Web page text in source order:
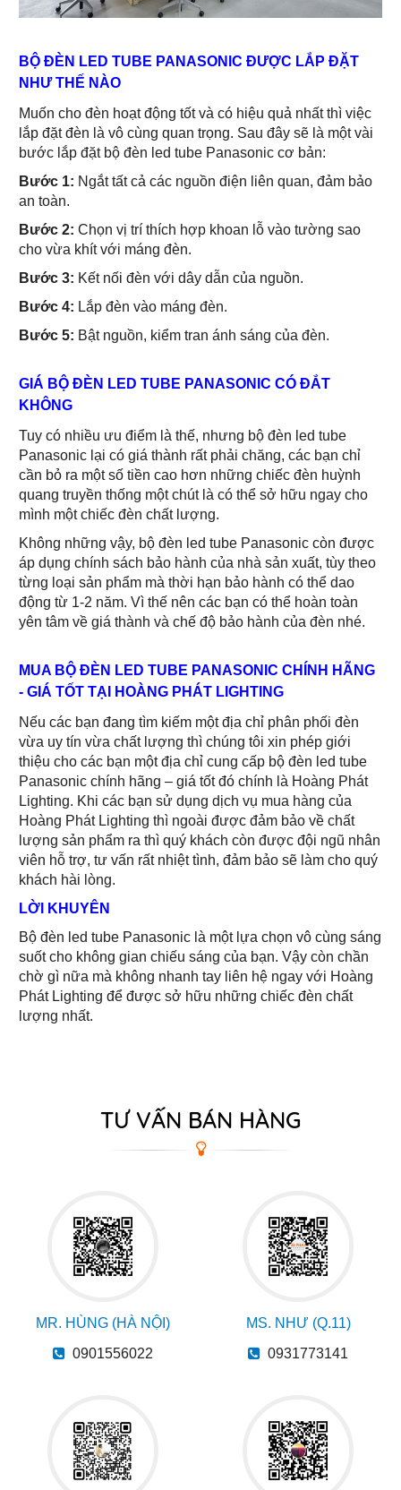
BỘ ĐÈN LED TUBE PANASONIC ĐƯỢC LẮP ĐẶT
NHƯ THẾ NÀO
Muốn cho đèn hoạt động tốt và có hiệu quả nhất thì việc
lắp đặt đèn là vô cùng quan trọng. Sau đây sẽ là một vài
bước lắp đặt bộ đèn led tube Panasonic cơ bản:
Bước 1: Ngắt tất cả các nguồn điện liên quan, đảm bảo
an toàn.
Bước 2: Chọn vị trí thích hợp khoan lỗ vào tường sao
cho vừa khít với máng đèn.
Bước 3: Kết nối đèn với dây dẫn của nguồn.
Bước 4: Lắp đèn vào máng đèn.
Bước 5: Bật nguồn, kiểm tran ánh sáng của đèn.
GIÁ BỘ ĐÈN LED TUBE PANASONIC CÓ ĐẮT
KHÔNG
Tuy có nhiều ưu điểm là thế, nhưng bộ đèn led tube
Panasonic lại có giá thành rất phải chăng, các bạn chỉ
cần bỏ ra một số tiền cao hơn những chiếc đèn huỳnh
quang truyền thống một chút là có thể sở hữu ngay cho
mình một chiếc đèn chất lượng.
Không những vậy, bộ đèn led tube Panasonic còn được
áp dụng chính sách bảo hành của nhà sản xuất, tùy theo
từng loại sản phẩm mà thời hạn bảo hành có thể dao
động từ 1-2 năm. Vì thế nên các bạn có thể hoàn toàn
yên tâm về giá thành và chế độ bảo hành của đèn nhé.
MUA BỘ ĐÈN LED TUBE PANASONIC CHÍNH HÃNG
- GIÁ TỐT TẠI HOÀNG PHÁT LIGHTING
Nếu các bạn đang tìm kiếm một địa chỉ phân phối đèn
vừa uy tín vừa chất lượng thì chúng tôi xin phép giới
thiệu cho các bạn một địa chỉ cung cấp bộ đèn led tube
Panasonic chính hãng – giá tốt đó chính là Hoàng Phát
Lighting. Khi các bạn sử dụng dịch vụ mua hàng của
Hoàng Phát Lighting thì ngoài được đảm bảo về chất
lượng sản phẩm ra thì quý khách còn được đội ngũ nhân
viên hỗ trợ, tư vấn rất nhiệt tình, đảm bảo sẽ làm cho quý
khách hài lòng.
LỜI KHUYÊN
Bộ đèn led tube Panasonic là một lựa chọn vô cùng sáng
suốt cho không gian chiếu sáng của bạn. Vậy còn chần
chờ gì nữa mà không nhanh tay liên hệ ngay với Hoàng
Phát Lighting để được sở hữu những chiếc đèn chất
lượng nhất.
TƯ VẤN BÁN HÀNG
MR. HÙNG (HÀ NỘI)
0901556022
MS. NHƯ (Q.11)
0931773141